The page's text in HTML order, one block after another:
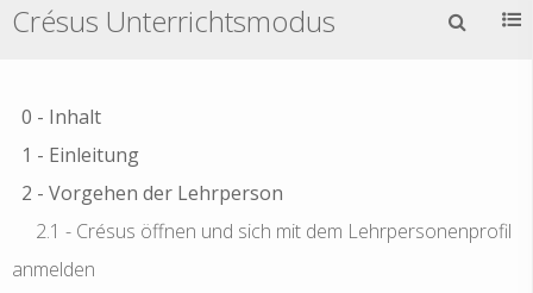
Crésus Unterrichtsmodus
0 - Inhalt
1 - Einleitung
2 - Vorgehen der Lehrperson
2.1 - Crésus öffnen und sich mit dem Lehrpersonenprofil
anmelden